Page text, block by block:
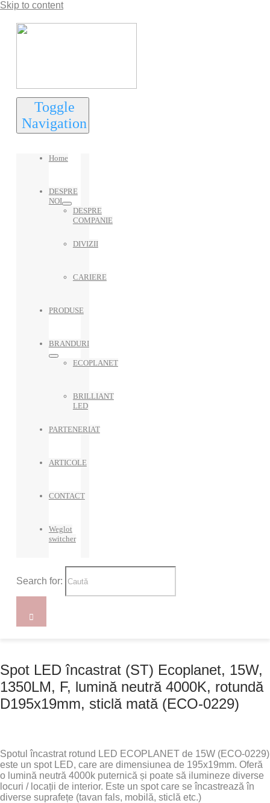
Skip to content
Toggle
Navigation
Home
DESPRE
NOI
DESPRE
COMPANIE
DIVIZII
CARIERE
PRODUSE
BRANDURI
ECOPLANET
BRILLIANT
LED
PARTENERIAT
ARTICOLE
CONTACT
Weglot
switcher
Search for:
Spot LED încastrat (ST) Ecoplanet, 15W,
1350LM, F, lumină neutră 4000K, rotundă
D195x19mm, sticlă mată (ECO-0229)
Spotul încastrat rotund LED ECOPLANET de 15W (ECO-0229)
este un spot LED, care are dimensiunea de 195x19mm. Oferă
o lumină neutră 4000k puternică și poate să ilumineze diverse
locuri / locații de interior. Este un spot care se încastrează în
diverse suprafețe (tavan fals, mobilă, sticlă etc.)